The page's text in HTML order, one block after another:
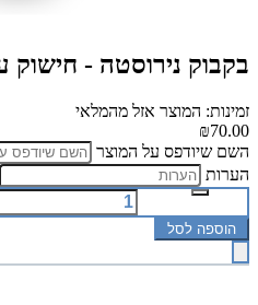
בקבוק נירוסטה - חישוק
זמינות: המוצר אזל מהמלאי
₪70.00
השם שיודפס על המוצר
הערות
הוספה לסל